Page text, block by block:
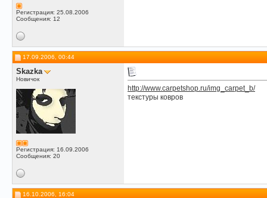
Регистрация: 25.08.2006
Сообщения: 12
17.09.2006, 00:44
Skazka
Новичок
Регистрация: 16.09.2006
Сообщения: 20
http://www.carpetshop.ru/img_carpet_b/
текстуры ковров
16.10.2006, 16:04